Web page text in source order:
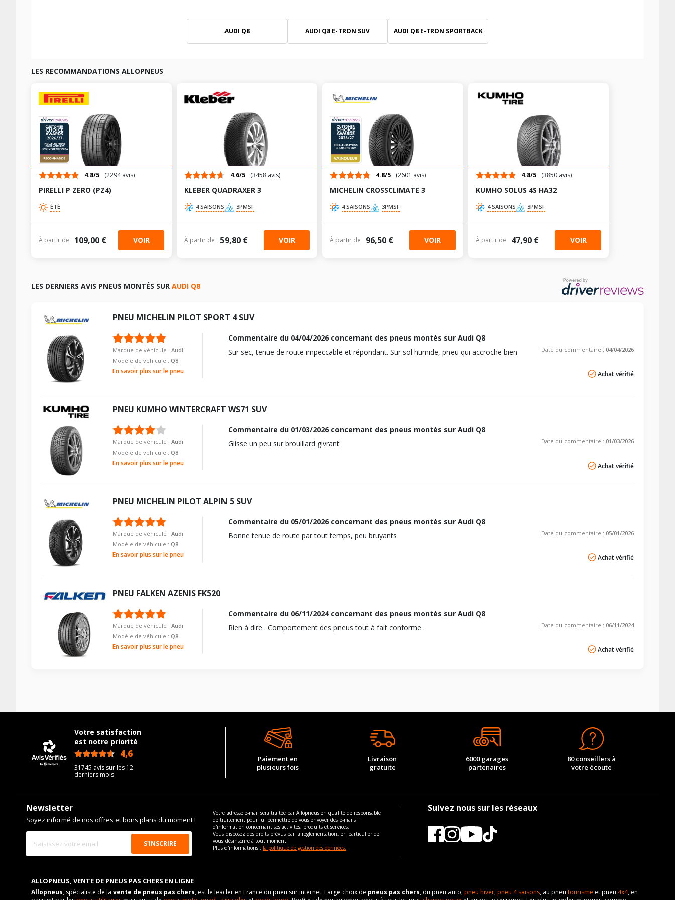
AUDI Q8 AUDI Q8 E-TRON SUV AUDI Q8 E-TRON SPORTBACK
LES RECOMMANDATIONS ALLOPNEUS
4.8/5 (2294 avis)
PIRELLI P ZERO (PZ4)
ÉTÉ
À partir de 109,00 € VOIR
4.6/5 (3458 avis)
KLEBER QUADRAXER 3
4 SAISONS 3PMSF
À partir de 59,80 € VOIR
4.8/5 (2601 avis)
MICHELIN CROSSCLIMATE 3
4 SAISONS 3PMSF
À partir de 96,50 € VOIR
4.8/5 (3850 avis)
KUMHO SOLUS 4S HA32
4 SAISONS 3PMSF
À partir de 47,90 € VOIR
LES DERNIERS AVIS PNEUS MONTÉS SUR AUDI Q8
PNEU MICHELIN PILOT SPORT 4 SUV
Marque de véhicule : Audi
Modèle de véhicule : Q8
En savoir plus sur le pneu
Commentaire du 04/04/2026concernant des pneus montés sur Audi Q8
Sur sec, tenue de route impeccable et répondant. Sur sol humide, pneu qui accroche bien
Date du commentaire : 04/04/2026
Achat vérifié
PNEU KUMHO WINTERCRAFT WS71 SUV
Marque de véhicule : Audi
Modèle de véhicule : Q8
En savoir plus sur le pneu
Commentaire du 01/03/2026concernant des pneus montés sur Audi Q8
Glisse un peu sur brouillard givrant
Date du commentaire : 01/03/2026
Achat vérifié
PNEU MICHELIN PILOT ALPIN 5 SUV
Marque de véhicule : Audi
Modèle de véhicule : Q8
En savoir plus sur le pneu
Commentaire du 05/01/2026concernant des pneus montés sur Audi Q8
Bonne tenue de route par tout temps, peu bruyants
Date du commentaire : 05/01/2026
Achat vérifié
PNEU FALKEN AZENIS FK520
Marque de véhicule : Audi
Modèle de véhicule : Q8
En savoir plus sur le pneu
Commentaire du 06/11/2024concernant des pneus montés sur Audi Q8
Rien à dire . Comportement des pneus tout à fait conforme .
Date du commentaire : 06/11/2024
Achat vérifié
Votre satisfaction
est notre priorité
4,6
31745 avis sur les 12
derniers mois
Paiement en
plusieurs fois
Livraison
gratuite
6000 garages
partenaires
80 conseillers à
votre écoute
Newsletter
Soyez informé de nos offres et bons plans du moment !
Votre adresse e-mail sera traitée par Allopneus en qualité de responsable
de traitement pour lui permettre de vous envoyer des e-mails
d'information concernant ses activités, produits et services.
Vous disposez des droits prévus par la règlementation, en particulier de
vous désinscrire à tout moment.
Plus d'informations : la politique de gestion des données.
Suivez nous sur les réseaux
ALLOPNEUS, VENTE DE PNEUS PAS CHERS EN LIGNE
Allopneus, spécialiste de la vente de pneus pas chers, est le leader en France du pneu sur internet. Large choix de pneus pas chers, du pneu auto,pneu hiver,pneu 4 saisons, au pneu tourisme et pneu 4x4, en